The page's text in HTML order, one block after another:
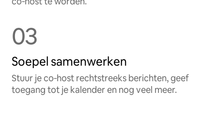
03
Soepel samenwerken
Stuur je co‑host rechtstreeks berichten, geef
toegang tot je kalender en nog veel meer.